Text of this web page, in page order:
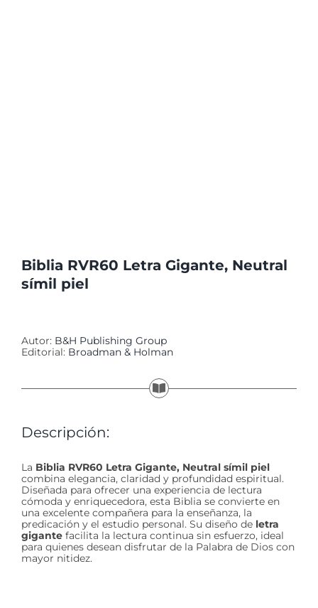
Biblia RVR60 Letra Gigante, Neutral
símil piel
Autor: B&H Publishing Group
Editorial: Broadman & Holman
Descripción:
La Biblia RVR60 Letra Gigante, Neutral símil piel
combina elegancia, claridad y profundidad espiritual.
Diseñada para ofrecer una experiencia de lectura
cómoda y enriquecedora, esta Biblia se convierte en
una excelente compañera para la enseñanza, la
predicación y el estudio personal. Su diseño de letra
gigante facilita la lectura continua sin esfuerzo, ideal
para quienes desean disfrutar de la Palabra de Dios con
mayor nitidez.